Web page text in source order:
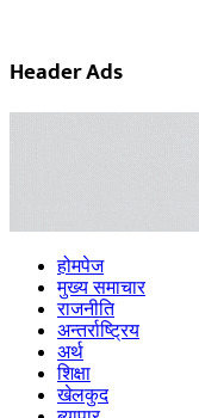
Header Ads
होमपेज
मुख्य समाचार
राजनीति
अन्तर्राष्ट्रिय
अर्थ
शिक्षा
खेलकुद